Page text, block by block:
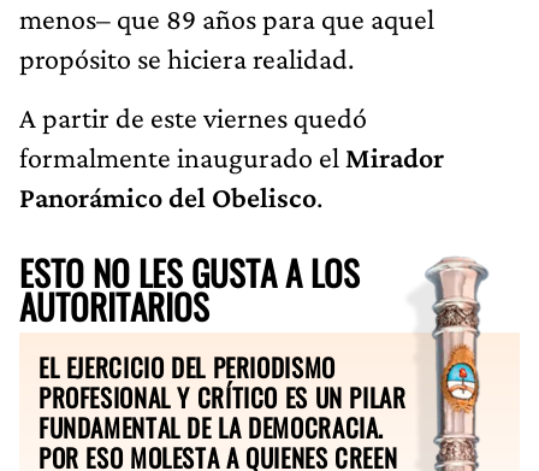
menos– que 89 años para que aquel
propósito se hiciera realidad.
A partir de este viernes quedó
formalmente inaugurado el Mirador
Panorámico del Obelisco.
ESTO NO LES GUSTA A LOS
AUTORITARIOS
EL EJERCICIO DEL PERIODISMO
PROFESIONAL Y CRÍTICO ES UN PILAR
FUNDAMENTAL DE LA DEMOCRACIA.
POR ESO MOLESTA A QUIENES CREEN